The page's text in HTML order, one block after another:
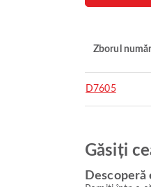
Zborul
D7605
Găsiți